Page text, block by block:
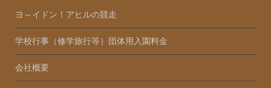
ヨ～イドン！アヒルの競走
学校行事（修学旅行等）団体用入園料金
会社概要